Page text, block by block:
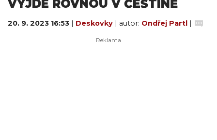
VYJDE ROVNOU V ČEŠTINĚ
20. 9. 2023 16:53 | Deskovky | autor: Ondřej Partl |